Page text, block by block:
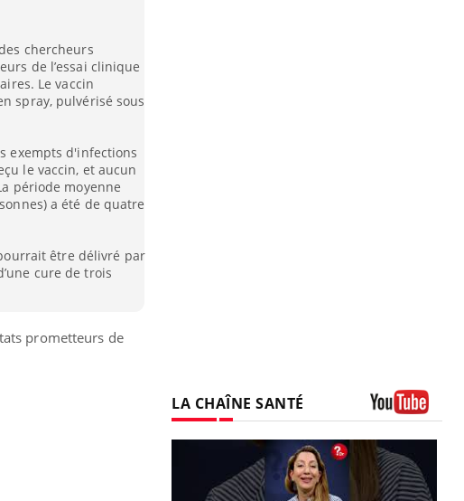
chercheurs
de l’essai clinique
Le vaccin
spray, pulvérisé sous
exempts d'infections
le vaccin, et aucun
période moyenne
a été de quatre
être délivré par
cure de trois
prometteurs de
LA CHAÎNE SANTÉ